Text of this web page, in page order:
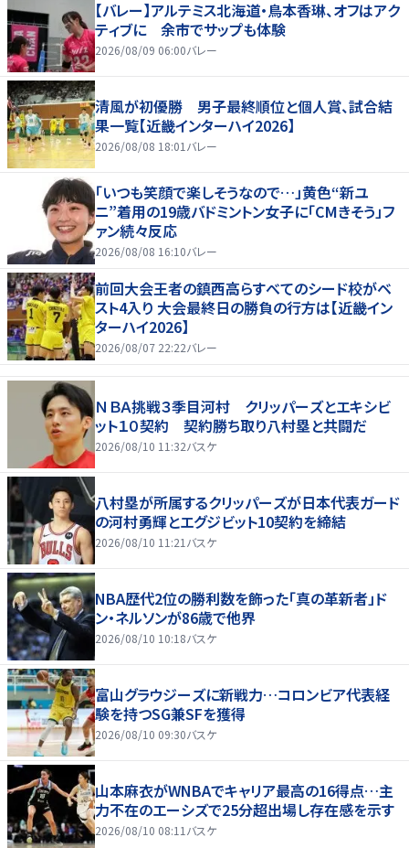
【バレー】アルテミス北海道・鳥本香琳、オフはアク
ティブに 余市でサップも体験
2026/08/09 06:00バレー
清風が初優勝 男子最終順位と個人賞、試合結
果一覧【近畿インターハイ2026】
2026/08/08 18:01 バレー
「いつも笑顔で楽しそうなので…」黄色“新ユ
ニ”着用の19歳バドミントン女子に「CMきそう」フ
ァン続々反応
2026/08/08 16:10バレー
前回大会王者の鎮西高らすべてのシード校がベ
スト4入り 大会最終日の勝負の行方は【近畿イン
ターハイ2026】
2026/08/07 22:22バレー
ＮＢＡ挑戦３季目河村 クリッパーズとエキシビ
ット１０契約 契約勝ち取り八村塁と共闘だ
2026/08/10 11:32バスケ
八村塁が所属するクリッパーズが日本代表ガード
の河村勇輝とエグジビット10契約を締結
2026/08/10 11:21 バスケ
NBA歴代2位の勝利数を飾った「真の革新者」ド
ン・ネルソンが86歳で他界
2026/08/10 10:18バスケ
富山グラウジーズに新戦力…コロンビア代表経
験を持つSG兼SFを獲得
2026/08/10 09:30バスケ
山本麻衣がWNBAでキャリア最高の16得点…主
力不在のエーシズで25分超出場し存在感を示す
2026/08/10 08:11 バスケ